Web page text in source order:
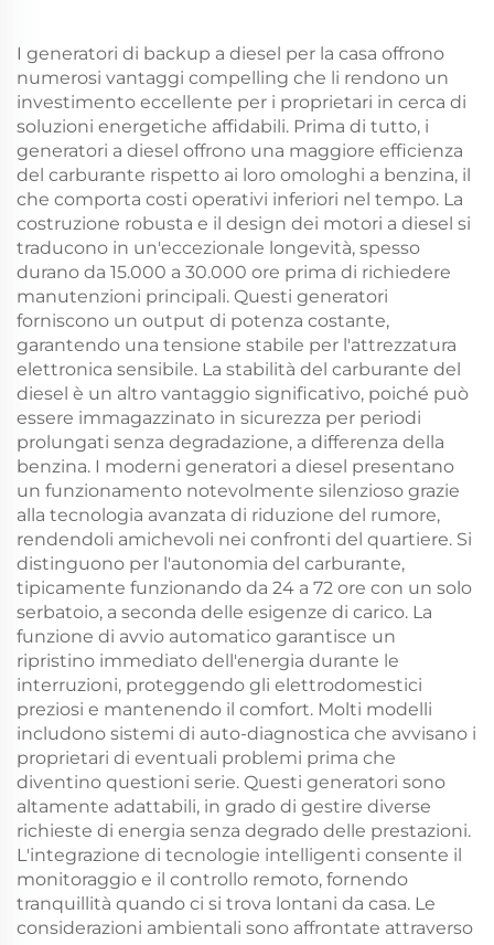
I generatori di backup a diesel per la casa offrono
numerosi vantaggi compelling che li rendono un
investimento eccellente per i proprietari in cerca di
soluzioni energetiche affidabili. Prima di tutto, i
generatori a diesel offrono una maggiore efficienza
del carburante rispetto ai loro omologhi a benzina, il
che comporta costi operativi inferiori nel tempo. La
costruzione robusta e il design dei motori a diesel si
traducono in un'eccezionale longevità, spesso
durano da 15.000 a 30.000 ore prima di richiedere
manutenzioni principali. Questi generatori
forniscono un output di potenza costante,
garantendo una tensione stabile per l'attrezzatura
elettronica sensibile. La stabilità del carburante del
diesel è un altro vantaggio significativo, poiché può
essere immagazzinato in sicurezza per periodi
prolungati senza degradazione, a differenza della
benzina. I moderni generatori a diesel presentano
un funzionamento notevolmente silenzioso grazie
alla tecnologia avanzata di riduzione del rumore,
rendendoli amichevoli nei confronti del quartiere. Si
distinguono per l'autonomia del carburante,
tipicamente funzionando da 24 a 72 ore con un solo
serbatoio, a seconda delle esigenze di carico. La
funzione di avvio automatico garantisce un
ripristino immediato dell'energia durante le
interruzioni, proteggendo gli elettrodomestici
preziosi e mantenendo il comfort. Molti modelli
includono sistemi di auto-diagnostica che avvisano i
proprietari di eventuali problemi prima che
diventino questioni serie. Questi generatori sono
altamente adattabili, in grado di gestire diverse
richieste di energia senza degrado delle prestazioni.
L'integrazione di tecnologie intelligenti consente il
monitoraggio e il controllo remoto, fornendo
tranquillità quando ci si trova lontani da casa. Le
considerazioni ambientali sono affrontate attraverso